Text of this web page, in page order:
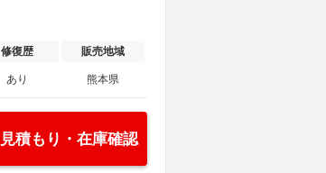
修復歴 販売地域
あり 熊本県
見積もり・在庫確認